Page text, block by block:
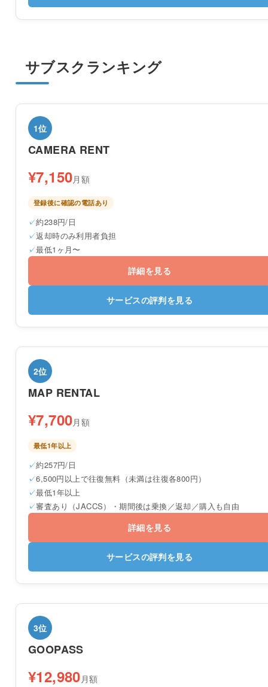
サブスクランキング
1位
CAMERA RENT
¥7,150月額
登録後に確認の電話あり
約238円/日
返却時のみ利用者負担
最低1ヶ月〜
詳細を見る
サービスの評判を見る
2位
MAP RENTAL
¥7,700月額
最低1年以上
約257円/日
6,500円以上で往復無料（未満は往復各800円）
最低1年以上
審査あり（JACCS）・期間後は乗換／返却／購入も自由
詳細を見る
サービスの評判を見る
3位
GOOPASS
¥12,980 月額